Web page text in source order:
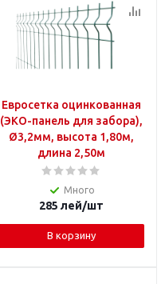
Евросетка оцинкованная
(ЭКО-панель для забора),
Ø3,2мм, высота 1,80м,
длина 2,50м
Много
285 лей/шт
В корзину